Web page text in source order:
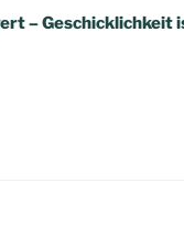
– Geschicklichkeit